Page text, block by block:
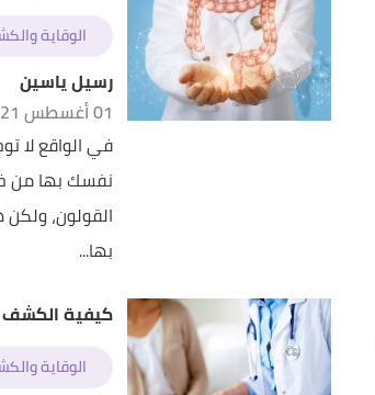
الوقاية
رسيل ياسين
01 أغسطس 2021
في الواقع لا
نفسك بها من
القولون،
بها...
كيفية الكشف
الوقاية